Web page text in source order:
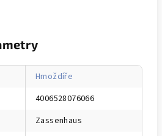
Hmoždíře
4006528076066
Zassenhaus